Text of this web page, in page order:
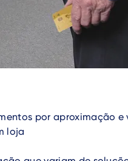
por aproximação e
loja